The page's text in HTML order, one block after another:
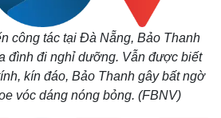
công tác tại Đà Nẵng, Bảo Thanh
đình đi nghỉ dưỡng. Vẫn được biết
kín đáo, Bảo Thanh gây bất ngờ
vóc dáng nóng bỏng. (FBNV)